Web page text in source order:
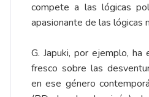
compete a las lógicas
apasionante de las lógicas
G. Japuki, por ejemplo, ha
fresco sobre las
en ese género